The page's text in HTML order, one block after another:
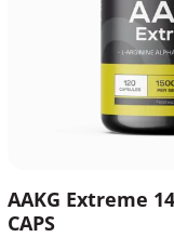
AAKG Extreme
CAPS